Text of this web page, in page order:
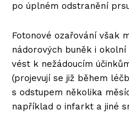
po úplném odstranění
Fotonové ozařování však
nádorových buněk i
vést k nežádoucím
(projevují se již během
s odstupem několika
například o infarkt a jiné